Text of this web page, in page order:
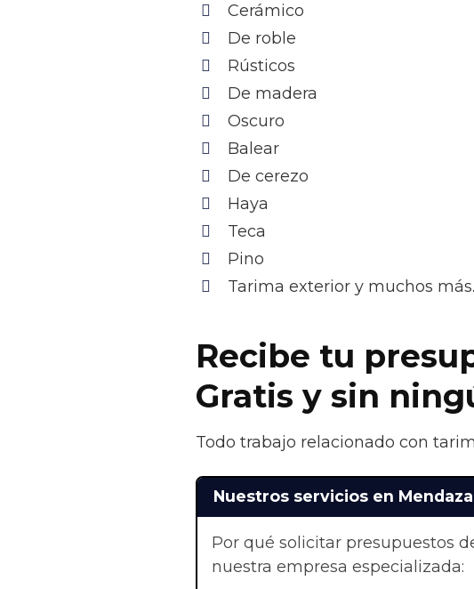
Cerámico
De roble
Rústicos
De madera
Oscuro
Balear
De cerezo
Haya
Teca
Pino
Tarima exterior y muchos
Recibe tu
Gratis y sin
Todo trabajo relacionado con
Nuestros servicios en Mendaza
Por qué solicitar presupuestos
nuestra empresa especializada: